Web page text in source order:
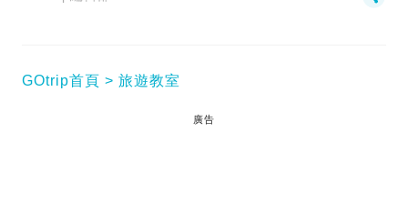
GOtrip首頁 旅遊教室
廣告